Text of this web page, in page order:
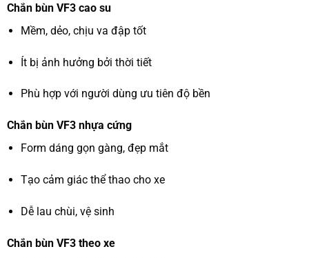
Chắn bùn VF3 cao su
Mềm, dẻo, chịu va đập tốt
Ít bị ảnh hưởng bởi thời tiết
Phù hợp với người dùng ưu tiên độ bền
Chắn bùn VF3 nhựa cứng
Form dáng gọn gàng, đẹp mắt
Tạo cảm giác thể thao cho xe
Dễ lau chùi, vệ sinh
Chắn bùn VF3 theo xe